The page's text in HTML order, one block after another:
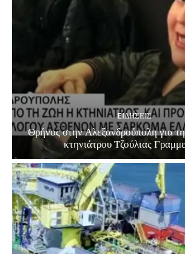
EΙΔΗΣΕΙΣ
Θρήνος στην Αλεξανδρούπολη για
κτηνιάτρου Τζούλιας